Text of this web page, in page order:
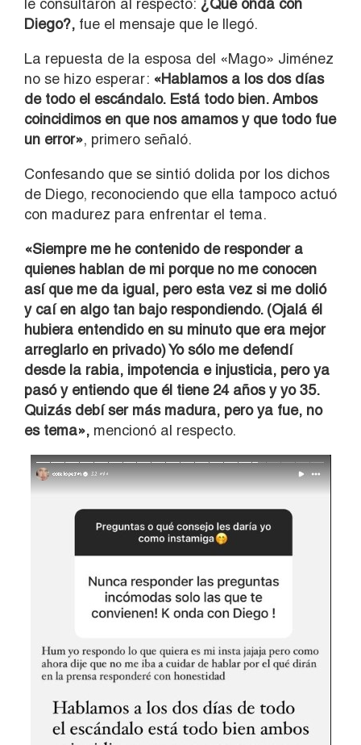
le consultaron al respecto: ¿Qué onda con
Diego?, fue el mensaje que le llegó.
La repuesta de la esposa del «Mago» Jiménez
no se hizo esperar: «Hablamos a los dos días
de todo el escándalo. Está todo bien. Ambos
coincidimos en que nos amamos y que todo fue
un error», primero señaló.
Confesando que se sintió dolida por los dichos
de Diego, reconociendo que ella tampoco actuó
con madurez para enfrentar el tema.
«Siempre me he contenido de responder a
quienes hablan de mi porque no me conocen
así que me da igual, pero esta vez si me dolió
y caí en algo tan bajo respondiendo. (Ojalá él
hubiera entendido en su minuto que era mejor
arreglarlo en privado) Yo sólo me defendí
desde la rabia, impotencia e injusticia, pero ya
pasó y entiendo que él tiene 24 años y yo 35.
Quizás debí ser más madura, pero ya fue, no
es tema», mencionó al respecto.